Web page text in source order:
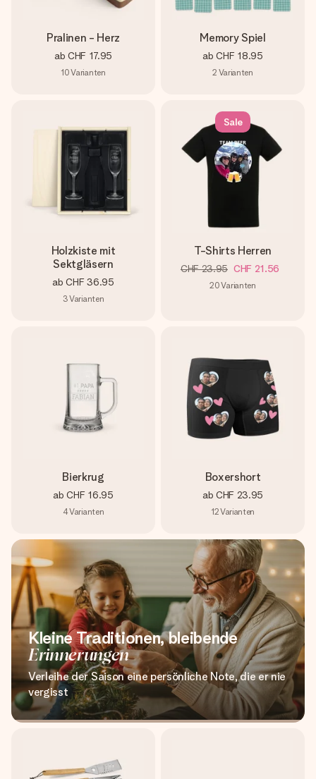
Pralinen - Herz
ab CHF 17.95
10Varianten
Memory Spiel
ab CHF 18.95
2 Varianten
Holzkiste mit
Sektgläsern
ab CHF 36.95
3Varianten
Sale
T-Shirts Herren
CHF 23.95 CHF 21.56
20Varianten
Bierkrug
ab CHF 16.95
4Varianten
Boxershort
ab CHF 23.95
12Varianten
Kleine Traditionen, bleibende
Erinnerungen
Verleihe der Saison eine persönliche Note, die er nie
vergisst